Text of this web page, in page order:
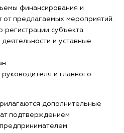
финансирования и
от предлагаемых мероприятий.
регистрации субъекта
и уставные
руководителя и главного
дополнительные
подтверждением